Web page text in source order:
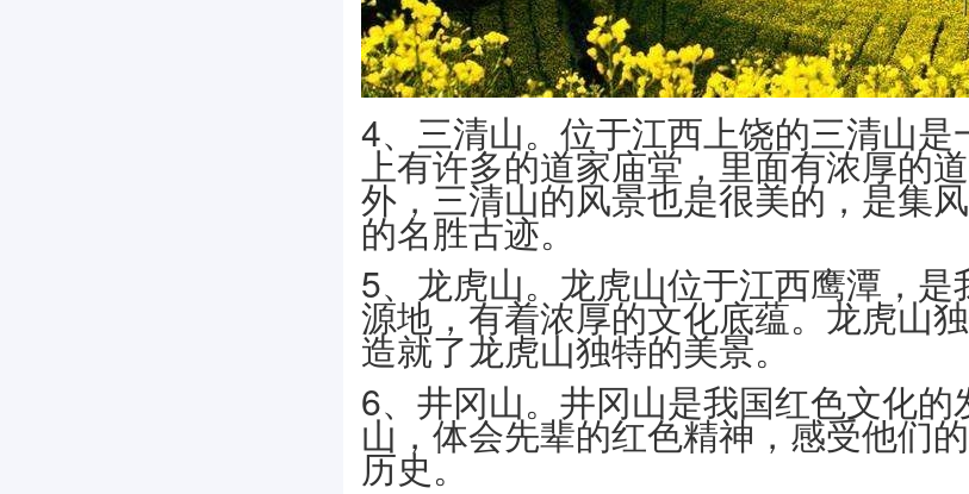
4、三清山。位于江西上饶的三清山是
上有许多的道家庙堂，里面有浓厚的
外，三清山的风景也是很美的，是集
的名胜古迹。
5、龙虎山。龙虎山位于江西鹰潭，
源地，有着浓厚的文化底蕴。龙虎山
造就了龙虎山独特的美景。
6、井冈山。井冈山是我国红色文化的
山，体会先辈的红色精神，感受他们
历史。